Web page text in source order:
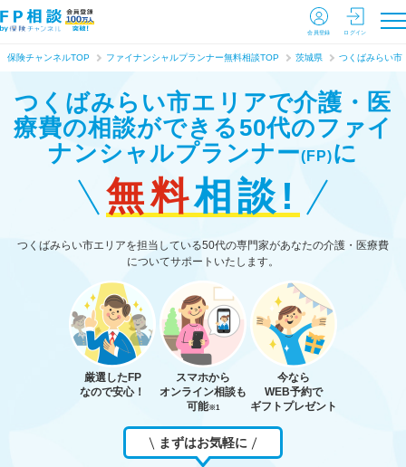
会員登録 ログイン
保険チャンネルTOP ファイナンシャルプランナー無料相談TOP 茨城県 つくばみらい市
つくばみらい市エリアで介護・医
療費の相談ができる 50代のファイ
ナンシャルプランナー(FP)に
無料相談!
つくばみらい市エリアを担当している50代の専門家があなたの介護・医療費
についてサポートいたします。
厳選したFP
なので安心！
スマホから
オンライン相談も
可能※1
今なら
WEB予約で
ギフトプレゼント
まずはお気軽に